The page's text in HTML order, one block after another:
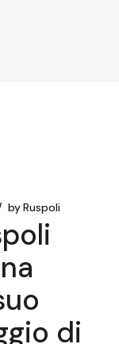
byRuspoli
di